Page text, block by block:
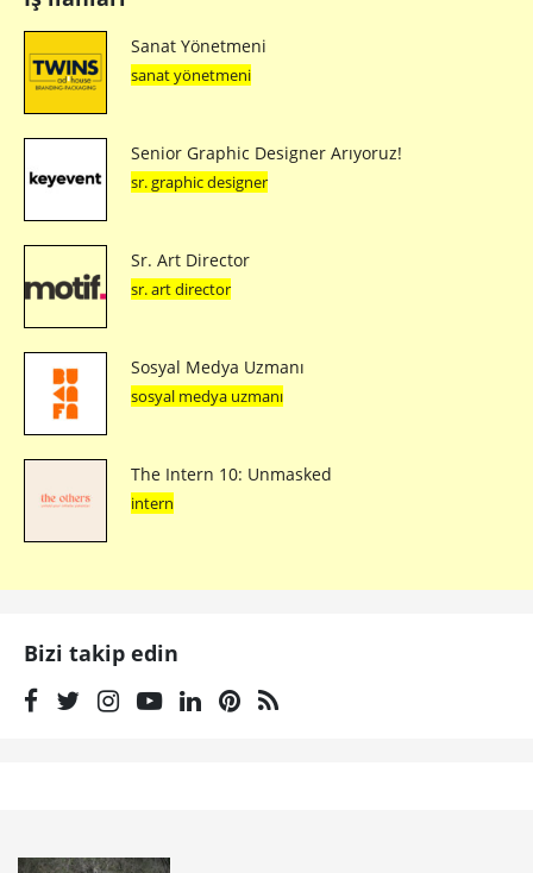
Sanat Yönetmeni
sanat yönetmeni
Senior Graphic Designer Arıyoruz!
sr. graphic designer
Sr. Art Director
sr. art director
Sosyal Medya Uzmanı
sosyal medya uzmanı
The Intern 10: Unmasked
intern
Bizi takip edin